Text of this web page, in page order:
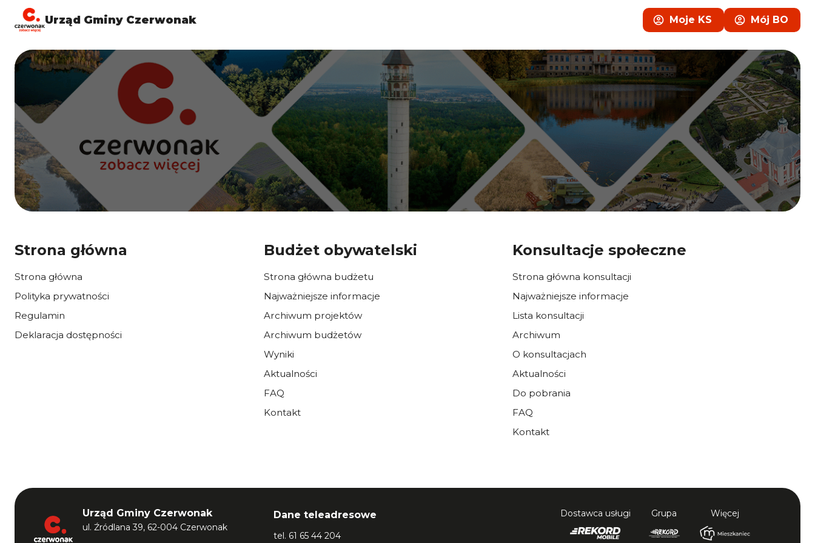
Urząd Gminy Czerwonak Moje KS Mój BO
Strona główna
Strona główna
Polityka prywatności
Regulamin
Deklaracja dostępności
Budżet obywatelski
Strona główna budżetu
Najważniejsze informacje
Archiwum projektów
Archiwum budżetów
Wyniki
Aktualności
FAQ
Kontakt
Konsultacje społeczne
Strona główna konsultacji
Najważniejsze informacje
Lista konsultacji
Archiwum
O konsultacjach
Aktualności
Do pobrania
FAQ
Kontakt
Urząd Gminy Czerwonak
ul. Źródlana 39, 62-004 Czerwonak
Dane teleadresowe
tel. 61 65 44 204
Dostawca usługi Grupa Więcej